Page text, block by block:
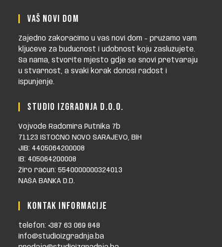
VAŠ NOVI DOM
Zajedno zakoračimo u vaš novi dom - pružamo vam
ključeve za budućnost i udobnost koju zaslužujete.
Sa nama, stvorite mjesto gdje se snovi pretvaraju
u stvarnost, a svaki korak donosi radost i
ispunjenje.
STUDIO IZGRADNJA D.O.O.
Vojvode Radomira Putnika 7b
71123 ISTOČNO NOVO SARAJEVO, BiH
JIB: 4405064200008
IB: 405064200008
Žiro račun: 5540000000324013
NAŠA BANKA D.D.
KONTAK INFORMACIJE
telefon: +387 63 069 848
info@studioizgradnja.ba